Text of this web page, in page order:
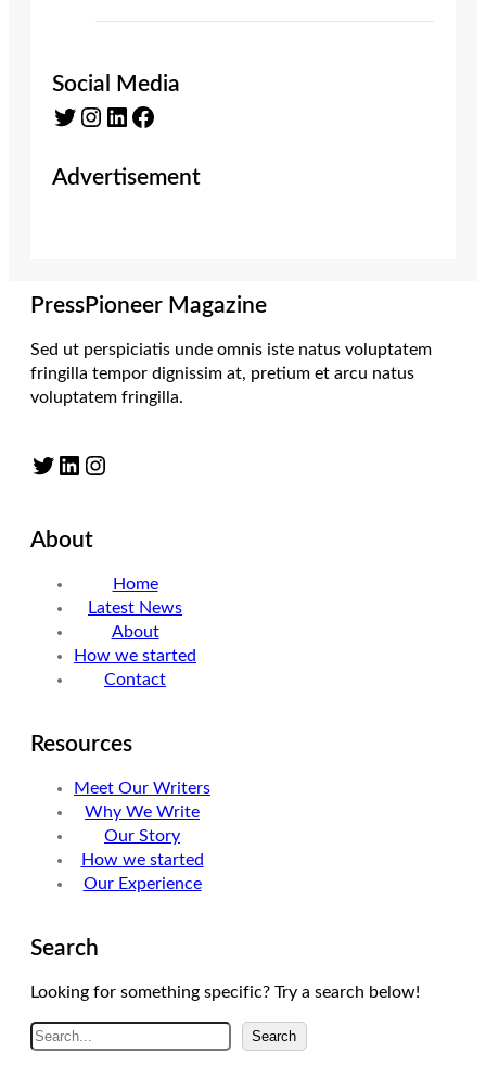
Social Media
Twitter Instagram LinkedIn Facebook
Advertisement
PressPioneer Magazine
Sed ut perspiciatis unde omnis iste natus voluptatem
fringilla tempor dignissim at, pretium et arcu natus
voluptatem fringilla.
Twitter LinkedIn Instagram
About
Home
Latest News
About
How we started
Contact
Resources
Meet Our Writers
Why We Write
Our Story
How we started
Our Experience
Search
Looking for something specific? Try a search below!
A
r
Search